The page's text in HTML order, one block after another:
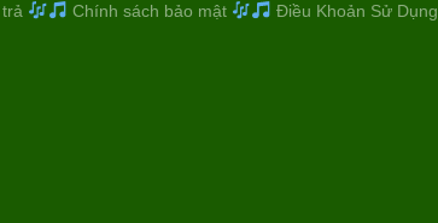
Chính sách bảo mật Điều Khoản Sử Dụng